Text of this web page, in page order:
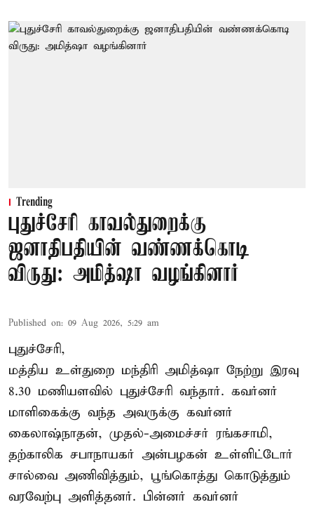
Trending
புதுச்சேரி காவல்துறைக்கு
ஜனாதிபதியின் வண்ணக்கொடி
விருது: அமித்ஷா வழங்கினார்
Published on: 09 Aug 2026, 5:29 am
புதுச்சேரி,
மத்திய உள்துறை மந்திரி அமித்ஷா நேற்று இரவு
8.30 மணியளவில் புதுச்சேரி வந்தார். கவர்னர்
மாளிகைக்கு வந்த அவருக்கு கவர்னர்
கைலாஷ்நாதன், முதல்-அமைச்சர் ரங்கசாமி,
தற்காலிக சபாநாயகர் அன்பழகன் உள்ளிட்டோர்
சால்வை அணிவித்தும், பூங்கொத்து கொடுத்தும்
வரவேற்பு அளித்தனர். பின்னர் கவர்னர்